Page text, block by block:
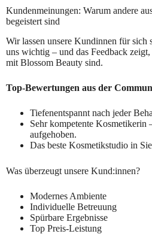
Kundenmeinungen: Warum andere
begeistert sind
Wir lassen unsere Kundinnen für sich
uns wichtig – und das Feedback
mit Blossom Beauty sind.
Top-Bewertungen aus der
Tiefenentspannt nach jeder
Sehr kompetente Kosmetikerin
aufgehoben.
Das beste Kosmetikstudio in
Was überzeugt unsere Kund:innen?
Modernes Ambiente
Individuelle Betreuung
Spürbare Ergebnisse
Top Preis-Leistung